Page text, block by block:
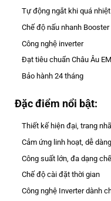
Tự động ngắt khi quá nhiệt
Chế độ nấu nhanh Booster
Công nghệ inverter
Đạt tiêu chuẩn Châu Âu
Bảo hành 24 tháng
Đặc điểm nổi bật:
Thiết kế hiện đại, trang nhã
Cảm ứng linh hoạt, dễ
Công suất lớn, đa dạng
Chế độ cài đặt thời gian
Công nghệ Inverter dành